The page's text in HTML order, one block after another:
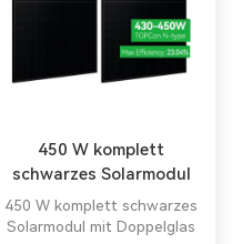
450 W komplett
schwarzes Solarmodul
mit Doppelglas vom Typ
N
450 W komplett schwarzes
Solarmodul mit Doppelglas